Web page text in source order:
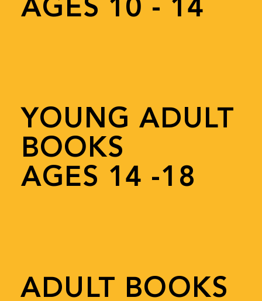
YOUNG ADULT
BOOKS
AGES 14 -18
ADULT BOOKS